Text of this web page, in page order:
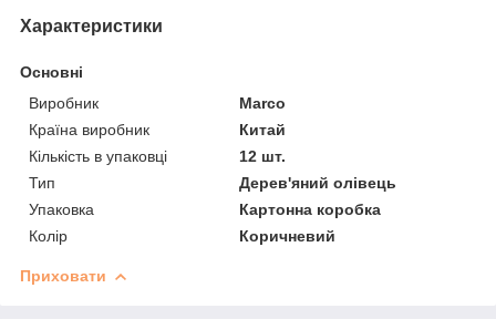
Характеристики
Основні
Виробник
Marco
Країна виробник
Китай
Кількість в упаковці
12 шт.
Тип
Дерев'яний олівець
Упаковка
Картонна коробка
Колір
Коричневий
Приховати